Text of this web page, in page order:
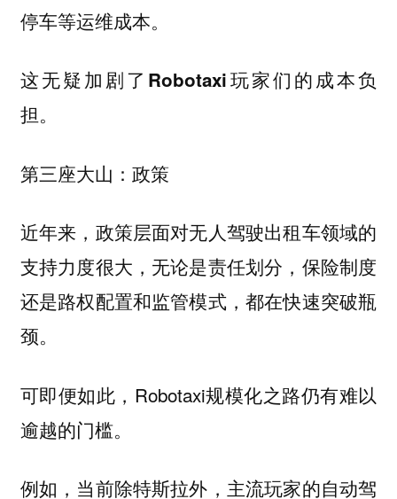
停车等运维成本。
这无疑加剧了Robotaxi玩家们的成本负
担。
第三座大山：政策
近年来，政策层面对无人驾驶出租车领域的
支持力度很大，无论是责任划分，保险制度
还是路权配置和监管模式，都在快速突破瓶
颈。
可即便如此，Robotaxi规模化之路仍有难以
逾越的门槛。
例如，当前除特斯拉外，主流玩家的自动驾